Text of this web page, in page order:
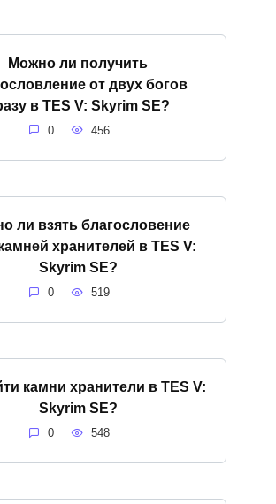
Можно ли получить
от двух богов
в TES V: Skyrim SE?
0 456
ли взять благословение
хранителей в TES V:
Skyrim SE?
0 519
камни хранители в TES V:
Skyrim SE?
0 548